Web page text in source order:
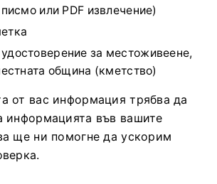
или PDF извлечение)
за местоживеене,
община (кметство)
от вас информация трябва да
информацията във вашите
ще ни помогне да ускорим